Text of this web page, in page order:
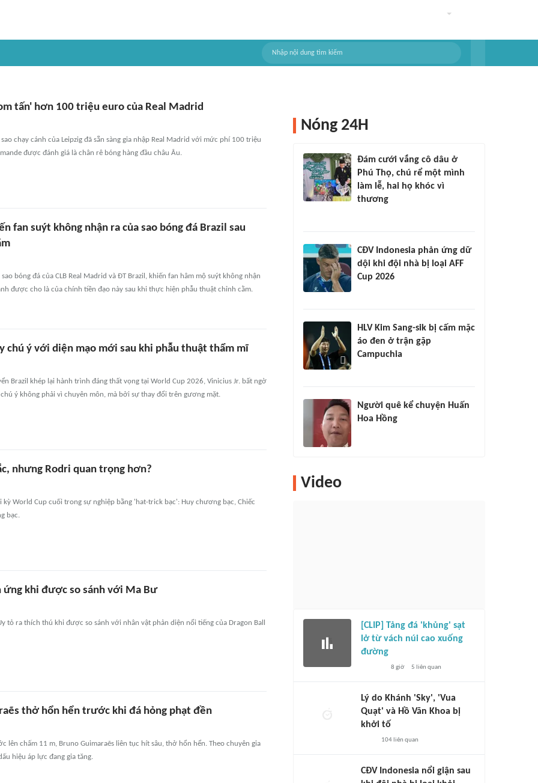
tấn' hơn 100 triệu euro của Real Madrid
chạy cánh của Leipzig đã sẵn sàng gia nhập Real Madrid với mức phí 100 triệu
được đánh giá là chân rê bóng hàng đầu châu Âu.
fan suýt không nhận ra của sao bóng đá Brazil sau
bóng đá của CLB Real Madrid và ĐT Brazil, khiến fan hâm mộ suýt không nhận
được cho là của chính tiền đạo này sau khi thực hiện phẫu thuật chỉnh cằm.
chú ý với diện mạo mới sau khi phẫu thuật thẩm mĩ
Brazil khép lại hành trình đáng thất vọng tại World Cup 2026, Vinicius Jr. bất ngờ
ý không phải vì chuyên môn, mà bởi sự thay đổi trên gương mặt.
nhưng Rodri quan trọng hơn?
kỳ World Cup cuối trong sự nghiệp bằng 'hat-trick bạc': Huy chương bạc, Chiếc
bạc.
ứng khi được so sánh với Ma Bư
tỏ ra thích thú khi được so sánh với nhân vật phản diện nổi tiếng của Dragon Ball
thở hổn hển trước khi đá hỏng phạt đền
lên chấm 11 m, Bruno Guimaraẽs liên tục hít sâu, thở hổn hển. Theo chuyên gia
hiệu áp lực đang gia tăng.
Nóng 24H
Đám cưới vắng cô dâu ở
Phú Thọ, chú rể một mình
làm lễ, hai họ khóc vì
thương
CĐV Indonesia phản ứng dữ
dội khi đội nhà bị loại AFF
Cup 2026
HLV Kim Sang-sik bị cấm mặc
áo đen ở trận gặp
Campuchia
Người quê kể chuyện Huấn
Hoa Hồng
Video
[CLIP] Tảng đá 'khủng' sạt
lở từ vách núi cao xuống
đường
8 giờ 5 liên quan
Lý do Khánh 'Sky', 'Vua
Quạt' và Hồ Văn Khoa bị
khởi tố
104liên quan
CĐV Indonesia nổi giận sau